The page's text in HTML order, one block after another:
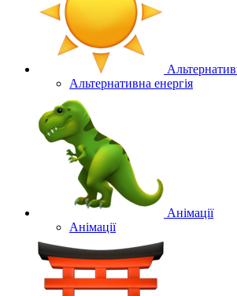
Альтернативна енергія
Анімації
Анімації